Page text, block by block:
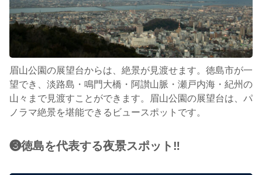
眉山公園の展望台からは、絶景が見渡せます。徳島市が一
望でき、淡路島・鳴門大橋・阿讃山脈・瀬戸内海・紀州の
山々まで見渡すことができます。眉山公園の展望台は、パ
ノラマ絶景を堪能できるビュースポットです。
❸徳島を代表する夜景スポット‼︎